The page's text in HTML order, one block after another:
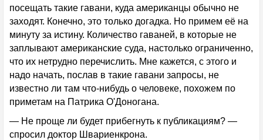
посещать такие гавани, куда американцы обычно не
заходят. Конечно, это только догадка. Но примем её на
минуту за истину. Количество гаваней, в которые не
заплывают американские суда, настолько ограниченно,
что их нетрудно перечислить. Мне кажется, с этого и
надо начать, послав в такие гавани запросы, не
известно ли там что-нибудь о человеке, похожем по
приметам на Патрика О'Доногана.
— Не проще ли будет прибегнуть к публикациям? —
спросил доктор Швариенкрона.